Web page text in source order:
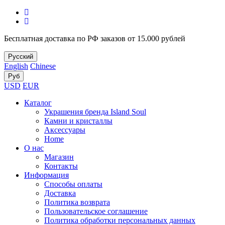
Бесплатная доставка по РФ заказов от 15.000 рублей
Русский
English Chinese
Руб
USD EUR
Каталог
Украшения бренда Island Soul
Камни и кристаллы
Аксессуары
Home
О нас
Магазин
Контакты
Информация
Способы оплаты
Доставка
Политика возврата
Пользовательское соглашение
Политика обработки персональных данных